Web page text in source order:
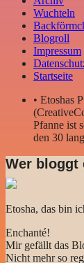
Wuchteln
Blogroll
Impressum
Startseite
• Etoshas
Pfanne ist
den 30
Wer bloggt
Etosha, das bin
Enchanté!
Mir gefällt das
Nicht mehr so